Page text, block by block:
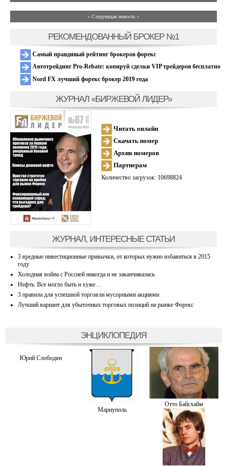
» Следующая новость »
РЕКОМЕНДОВАННЫЙ БРОКЕР №1
Самый правдивый рейтинг брокеров форекс
Автотрейдинг Pro-Rebate: копируй сделки VIP трейдеров бесплатно
Nord FX лучший форекс брокер 2019 года
ЖУРНАЛ «БИРЖЕВОЙ ЛИДЕР»
Читать онлайн
Скачать номер
Архив номеров
Партнерам
Количество загрузок: 10698824
ЖУРНАЛ, ИНТЕРЕСНЫЕ СТАТЬИ
3 вредные инвестиционные привычки, от которых нужно избавиться в 2015
году
Холодная война с Россией никогда и не заканчивалась
Нефть: Все могло быть и хуже…
3 правила для успешной торговли мусорными акциями
Лучший вариант для убыточных торговых позиций на рынке Форекс
ЭНЦИКЛОПЕДИЯ
Юрий Слободян
Мариуполь
Отто Байсхайм